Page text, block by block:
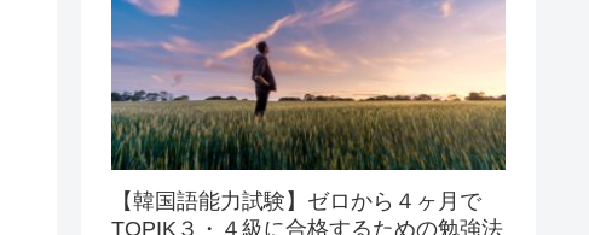
【韓国語能力試験】ゼロから４ヶ月で
TOPIK３・４級に合格するための勉強法